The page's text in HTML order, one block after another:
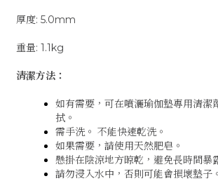
厚度: 5.0mm
重量: 1.1kg
清潔方法：
如有需要，可在噴灑瑜伽墊專用清潔
拭。
需手洗。 不能快速乾洗。
如果需要，請使用天然肥皂。
懸掛在陰涼地方晾乾，避免長時間暴
請勿浸入水中，否則可能會損壞墊子。